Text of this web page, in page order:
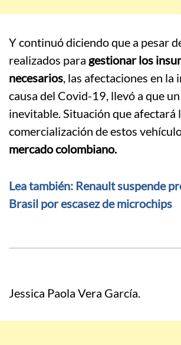
Y continuó diciendo que a pesar
realizados para gestionar los
necesarios, las afectaciones en la
causa del Covid-19, llevó a que
inevitable. Situación que afectará
comercialización de estos
mercado colombiano.
Lea también: Renault suspende
Brasil por escasez de microchips
Jessica Paola Vera García.